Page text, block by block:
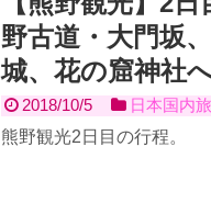
野古道・大門坂
城、花の窟神社
2018/10/5
日本国内
熊野観光2日目の行程。